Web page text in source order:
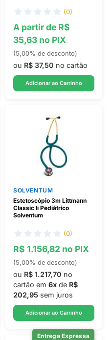
(0)
A partir de R$
35,63 no PIX
(5,00% de desconto)
ou R$ 37,50 no cartão
Adicionar ao Carrinho
SOLVENTUM
Estetoscópio 3m Littmann
Classic Ii Pediátrico
Solventum
(0)
R$ 1.156,82 no PIX
(5,00% de desconto)
ou R$ 1.217,70 no
cartão em 6x de R$
202,95 sem juros
Adicionar ao Carrinho
Entrega Expressa